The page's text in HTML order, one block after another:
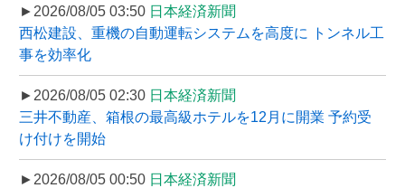
►2026/08/05 03:50 日本経済新聞
西松建設、重機の自動運転システムを高度に トンネル工
事を効率化
►2026/08/05 02:30 日本経済新聞
三井不動産、箱根の最高級ホテルを12月に開業 予約受
け付けを開始
►2026/08/05 00:50 日本経済新聞